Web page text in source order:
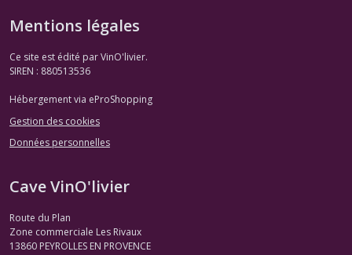
Mentions légales
Ce site est édité par VinO'livier.
SIREN : 880513536
Hébergement via eProShopping
Gestion des cookies
Données personnelles
Cave VinO'livier
Route du Plan
Zone commerciale Les Rivaux
13860 PEYROLLES EN PROVENCE